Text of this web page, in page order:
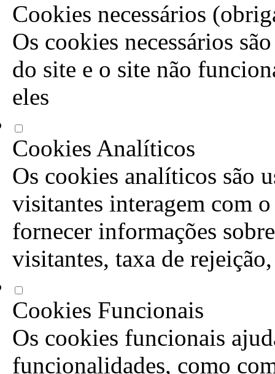
Cookies necessários
Os cookies necessários
do site e o site não
eles
Cookies Analíticos
Os cookies analíticos são
visitantes interagem com
fornecer informações
visitantes, taxa de
Cookies Funcionais
Os cookies funcionais
funcionalidades, como